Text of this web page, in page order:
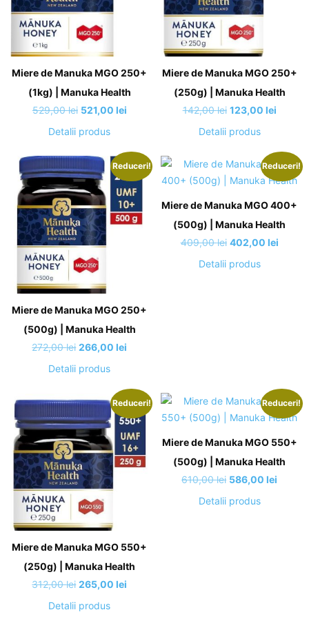
Miere de Manuka MGO 250+
(1kg) | Manuka Health
529,00lei Prețul
inițial
fost:
529,00 lei.
521,00 leiPrețul
521,00 lei.
Detalii produs
Miere de Manuka MGO 250+
(250g) | Manuka Health
142,00lei Prețul
inițial
fost:
142,00 lei.
123,00 leiPrețul
Detalii produs
Reduceri!
Miere de Manuka MGO 250+
(500g) | Manuka Health
272,00lei Prețul
inițial
272,00 lei.
266,00lei
266,00 lei.
Detalii produs
Reduceri!
Miere de Manuka MGO 400+
(500g) | Manuka Health
409,00lei Prețul
inițial
402,00 leiPrețul
Detalii produs
Reduceri!
Miere de Manuka MGO 550+
(250g) | Manuka Health
312,00lei Prețul
inițial
265,00lei
Detalii produs
Reduceri!
Miere de Manuka MGO 550+
(500g) | Manuka Health
610,00lei Prețul
inițial
586,00lei
Detalii produs